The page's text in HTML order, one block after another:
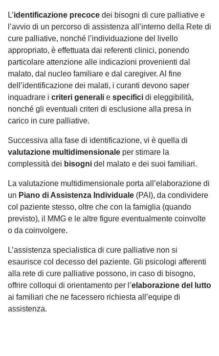
L’identificazione precoce dei bisogni di cure palliative e
l’avvio di un percorso di assistenza all’interno della Rete di
cure palliative, nonché l’individuazione del livello
appropriato, è effettuata dai referenti clinici, ponendo
particolare attenzione alle indicazioni provenienti dal
malato, dal nucleo familiare e dal caregiver. Al fine
dell’identificazione dei malati, i curanti devono saper
inquadrare i criteri generali e specifici di eleggibilità,
nonché gli eventuali criteri di esclusione alla presa in
carico in cure palliative.
Successiva alla fase di identificazione, vi è quella di
valutazione multidimensionale per stimare la
complessità dei bisogni del malato e dei suoi familiari.
La valutazione multidimensionale porta all’elaborazione di
un Piano di Assistenza Individuale (PAI), da condividere
col paziente stesso, oltre che con la famiglia (quando
previsto), il MMG e le altre figure eventualmente coinvolte
o da coinvolgere.
L’assistenza specialistica di cure palliative non si
esaurisce col decesso del paziente. Gli psicologi afferenti
alla rete di cure palliative possono, in caso di bisogno,
offrire colloqui di orientamento per l’elaborazione del lutto
ai familiari che ne facessero richiesta all’equipe di
assistenza.